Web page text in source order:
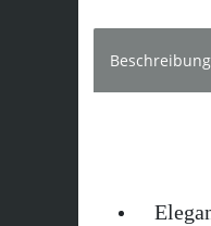
Beschreibung